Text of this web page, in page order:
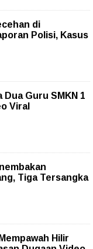
di
Polisi, Kasus
Guru SMKN 1
Viral
Tiga Tersangka
Hilir